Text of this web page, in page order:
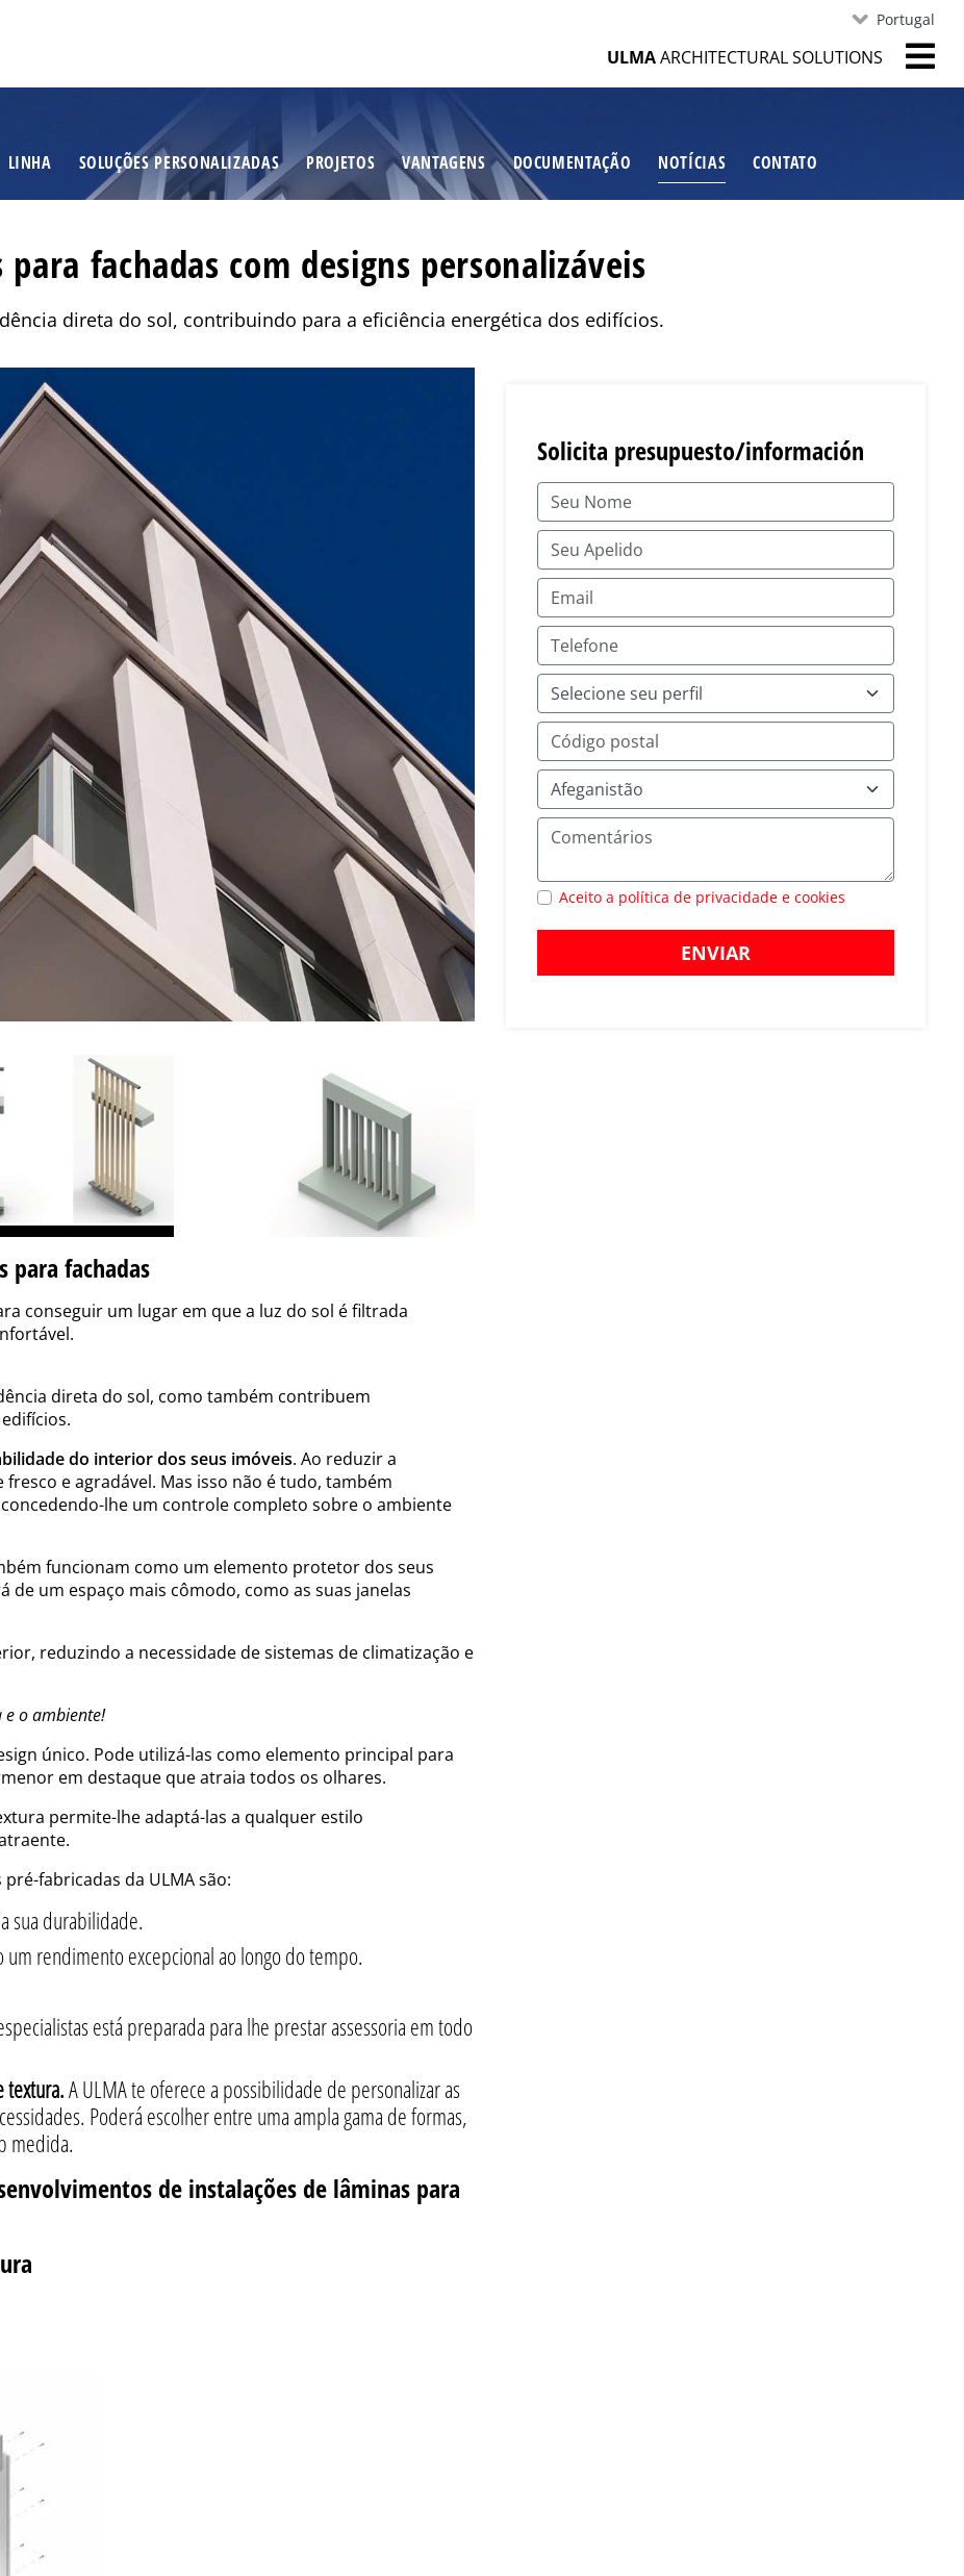
Portugal
ULMAARCHITECTURAL SOLUTIONS
LINHA SOLUÇÕES PERSONALIZADAS PROJETOS VANTAGENS DOCUMENTAÇÃO NOTÍCIAS CONTATO
para fachadas com designs personalizáveis
direta do sol, contribuindo para a eficiência energética dos edifícios.
para fachadas
conseguir um lugar em que a luz do sol é filtrada
direta do sol, como também contribuem
do interior dos seus imóveis. Ao reduzir a
e agradável. Mas isso não é tudo, também
lhe um controle completo sobre o ambiente
funcionam como um elemento protetor dos seus
um espaço mais cômodo, como as suas janelas
reduzindo a necessidade de sistemas de climatização e
e o ambiente!
único. Pode utilizá-las como elemento principal para
em destaque que atraia todos os olhares.
permite-lhe adaptá-las a qualquer estilo
fabricadas da ULMA são:
sua durabilidade.
um rendimento excepcional ao longo do tempo.
está preparada para lhe prestar assessoria em todo
textura.A ULMA te oferece a possibilidade de personalizar as
Poderá escolher entre uma ampla gama de formas,
medida.
de instalações de lâminas para
Solicita presupuesto/información
Aceito a política de privacidade e cookies
ENVIAR